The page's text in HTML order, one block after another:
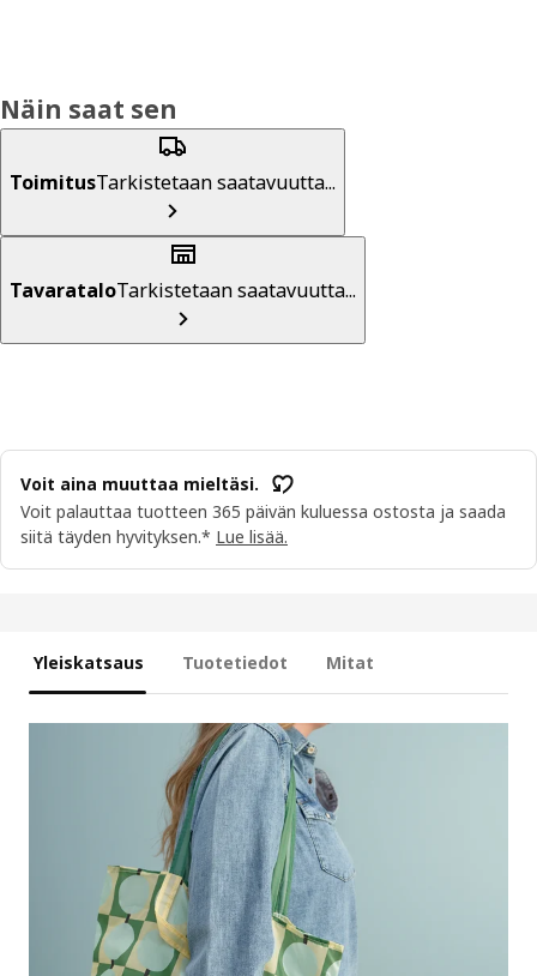
Näin saat sen
ToimitusTarkistetaan saatavuutta...
TavarataloTarkistetaan saatavuutta...
Voit aina muuttaa mieltäsi.
Voit palauttaa tuotteen 365 päivän kuluessa ostosta ja saada
siitä täyden hyvityksen.* Lue lisää.
Yleiskatsaus Tuotetiedot Mitat